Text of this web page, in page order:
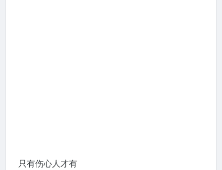
只有伤心人才有